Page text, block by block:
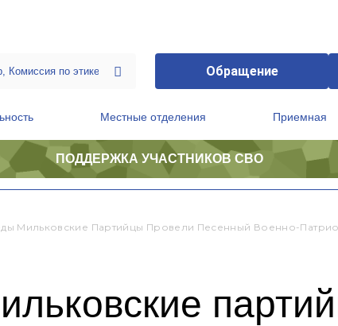
Обращение
Местные отделения Приемная
ПОДДЕРЖКА УЧАСТНИКОВ СВО
Мильковские Партийцы Провели Песенный Военно-